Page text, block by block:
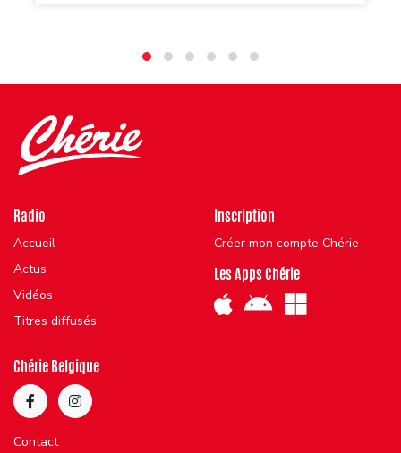
Radio
Accueil
Actus
Vidéos
Titres diffusés
Inscription
Créer mon compte Chérie
Les Apps Chérie
Chérie Belgique
Contact